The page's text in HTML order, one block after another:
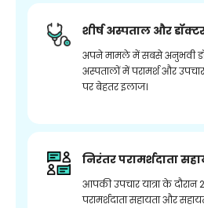
शीर्ष अस्पताल और
अपने मामले में सबसे अनुभवी
अस्पतालों में परामर्श और
पर बेहतर इलाज।
निरंतर परामर्शदाता
आपकी उपचार यात्रा के दौरान
परामर्शदाता सहायता और